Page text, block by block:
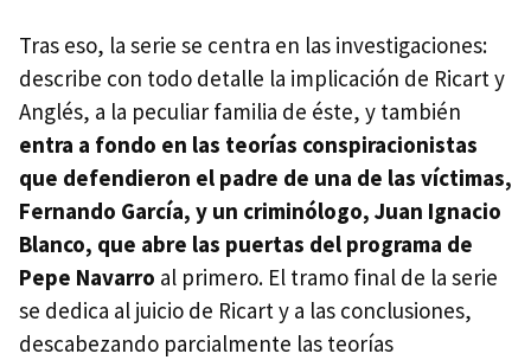
Tras eso, la serie se centra en las investigaciones:
describe con todo detalle la implicación de Ricart y
Anglés, a la peculiar familia de éste, y también
entra a fondo en las teorías conspiracionistas
que defendieron el padre de una de las víctimas,
Fernando García, y un criminólogo, Juan Ignacio
Blanco, que abre las puertas del programa de
Pepe Navarro al primero. El tramo final de la serie
se dedica al juicio de Ricart y a las conclusiones,
descabezando parcialmente las teorías